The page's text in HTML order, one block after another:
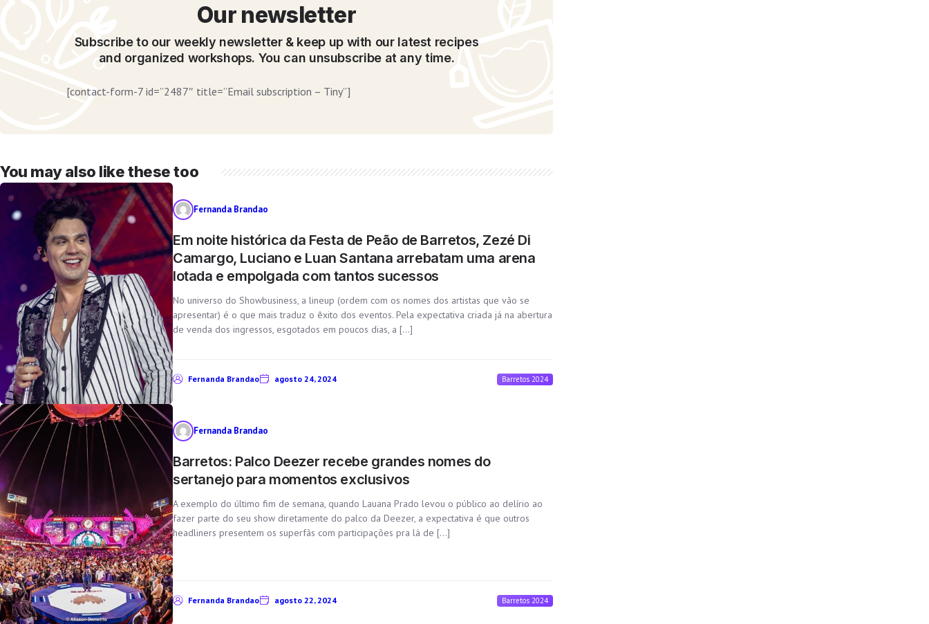
Our newsletter
Subscribe to our weekly newsletter & keep up with our latest recipes
and organized workshops. You can unsubscribe at any time.
[contact-form-7 id=”2487″ title=”Email subscription – Tiny”]
You may also like these too
Fernanda Brandao
Em noite histórica da Festa de Peão de Barretos, Zezé Di
Camargo, Luciano e Luan Santana arrebatam uma arena
lotada e empolgada com tantos sucessos
No universo do Showbusiness, a lineup (ordem com os nomes dos artistas que vão se
apresentar) é o que mais traduz o êxito dos eventos. Pela expectativa criada já na abertura
de venda dos ingressos, esgotados em poucos dias, a […]
Fernanda Brandao agosto 24, 2024 Barretos 2024
Fernanda Brandao
Barretos: Palco Deezer recebe grandes nomes do
sertanejo para momentos exclusivos
A exemplo do último fim de semana, quando Lauana Prado levou o público ao delírio ao
fazer parte do seu show diretamente do palco da Deezer, a expectativa é que outros
headliners presentem os superfãs com participações pra lá de […]
Fernanda Brandao agosto 22, 2024 Barretos 2024